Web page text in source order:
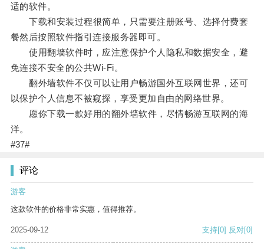
适的软件。
下载和安装过程很简单，只需要注册账号、选择付费套
餐然后按照软件指引连接服务器即可。
使用翻墙软件时，应注意保护个人隐私和数据安全，避
免连接不安全的公共Wi-Fi。
翻外墙软件不仅可以让用户畅游国外互联网世界，还可
以保护个人信息不被窥探，享受更加自由的网络世界。
愿你下载一款好用的翻外墙软件，尽情畅游互联网的海
洋。
#37#
评论
游客
这款软件的价格非常实惠，值得推荐。
2025-09-12 支持[0] 反对[0]